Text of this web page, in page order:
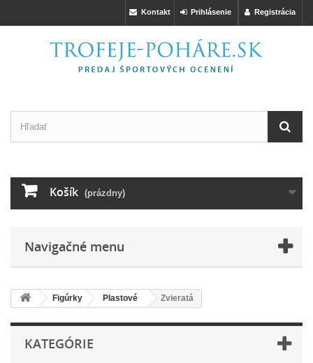
Registrácia
Prihlásenie
Kontakt
Košík (prázdny)
Navigačné menu
Figúrky Plastové Zvieratá
KATEGÓRIE